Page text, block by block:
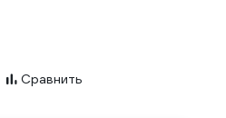
Сравнить